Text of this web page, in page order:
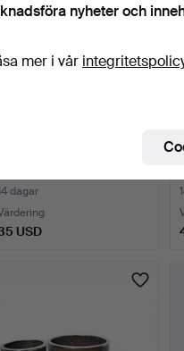
dagar
USD
nyheter och
mer i vår